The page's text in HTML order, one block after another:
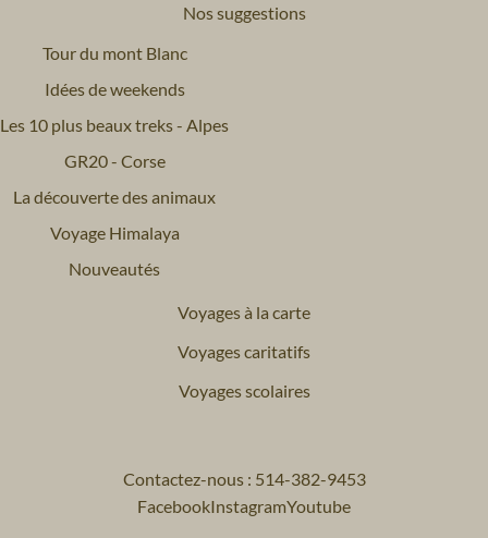
Nos suggestions
Tour du mont Blanc
Idées de weekends
Les 10 plus beaux treks - Alpes
GR20 - Corse
La découverte des animaux
Voyage Himalaya
Nouveautés
Voyages à la carte
Voyages caritatifs
Voyages scolaires
Contactez-nous : 514-382-9453
FacebookInstagramYoutube